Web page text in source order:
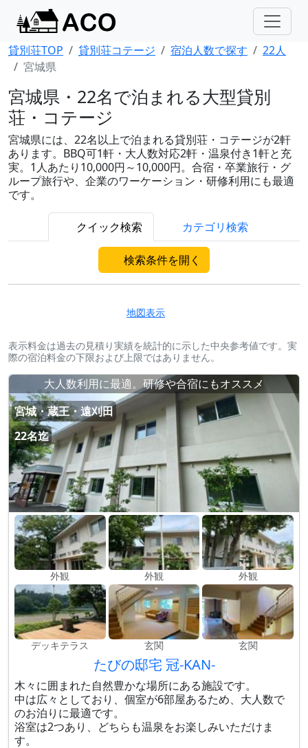
貸別荘TOP 貸別荘コテージ 宿泊人数で探す
22人
宮城県
宮城県・22名で泊まれる大型貸別
荘・コテージ
宮城県には、22名以上で泊まれる貸別荘・コテージが2軒
あります。BBQ可1軒・大人数対応2軒・温泉付き1軒と充
実。1人あたり10,000円～10,000円。合宿・卒業旅行・グ
ループ旅行や、企業のワーケーション・研修利用にも最適
です。
クイック検索 カテゴリ検索
検索条件を開く
地図表示
表示料金は過去の見積り実績を統計的に示した中央参考値です。実
際の宿泊料金の下限および上限ではありません。
大人数利用に最適。研修や合宿にもオススメ
宮城・蔵王・遠刈田
22名迄
外観 外観 外観
デッキテラス 玄関 玄関
たびの邸宅 冠-KAN-
木々に囲まれた自然豊かな場所にある施設です。
中は広々としており、個室が6部屋あるため、大人数で
のお泊りに最適です。
浴室は2つあり、どちらも温泉をお楽しみいただけま
す。